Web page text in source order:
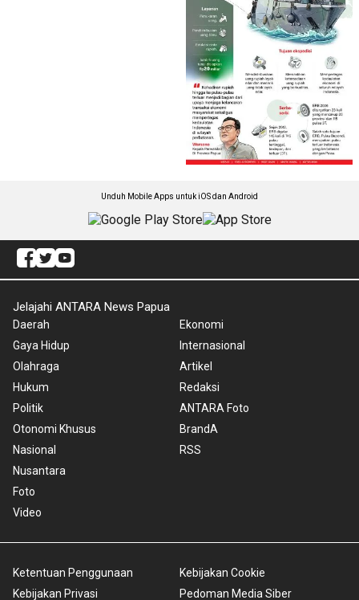
Unduh Mobile Apps untuk iOS dan Android
Jelajahi ANTARA News Papua
Daerah
Gaya Hidup
Olahraga
Hukum
Politik
Otonomi Khusus
Nasional
Nusantara
Foto
Video
Ekonomi
Internasional
Artikel
Redaksi
ANTARA Foto
BrandA
RSS
Ketentuan Penggunaan
Kebijakan Privasi
Kebijakan Cookie
Pedoman Media Siber